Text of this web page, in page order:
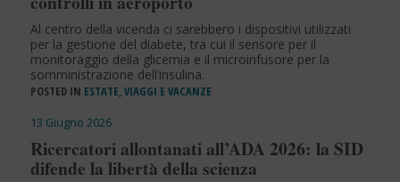
Al centro della vicenda ci sarebbero i dispositivi utilizzati
per la gestione del diabete, tra cui il sensore per il
monitoraggio della glicemia e il microinfusore per la
somministrazione dell’insulina.
POSTED IN ESTATE, VIAGGI E VACANZE
13 Giugno 2026
Ricercatori allontanati all’ADA 2026: la SID
difende la libertà della scienza